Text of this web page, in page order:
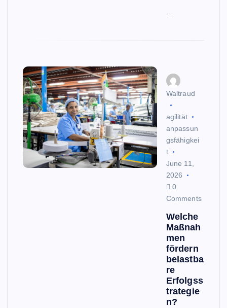
Waltraud
agilität
anpassun
gsfähigkei
t
June 11,
2026
0
Comments
Welche
Maßnah
men
fördern
belastba
re
Erfolgss
trategie
n?